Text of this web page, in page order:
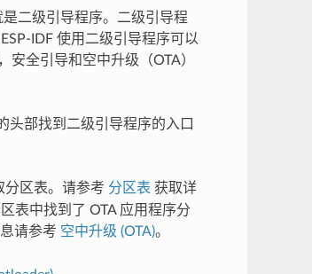
二级引导程序。二级引导程
IDF 使用二级引导程序可以
全引导和空中升级（OTA）
头部找到二级引导程序的入口
分区表。请参考 分区表 获取详
表中找到了 OTA 应用程序分
请参考 空中升级 (OTA)。